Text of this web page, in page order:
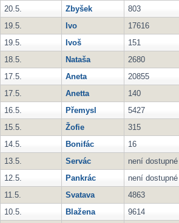
20.5.
Zbyšek 803
19.5.
Ivo 17616
19.5.
Ivoš 151
18.5.
Nataša 2680
17.5.
Aneta 20855
17.5.
Anetta 140
16.5.
Přemysl 5427
15.5.
Žofie 315
14.5.
Bonifác 16
13.5.
Servác není dostupné
12.5.
Pankrác není dostupné
11.5.
Svatava 4863
10.5.
Blažena 9614